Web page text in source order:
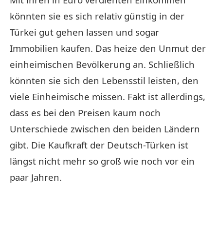
könnten sie es sich relativ günstig in der
Türkei gut gehen lassen und sogar
Immobilien kaufen. Das heize den Unmut der
einheimischen Bevölkerung an. Schließlich
könnten sie sich den Lebensstil leisten, den
viele Einheimische missen. Fakt ist allerdings,
dass es bei den Preisen kaum noch
Unterschiede zwischen den beiden Ländern
gibt. Die Kaufkraft der Deutsch-Türken ist
längst nicht mehr so groß wie noch vor ein
paar Jahren.